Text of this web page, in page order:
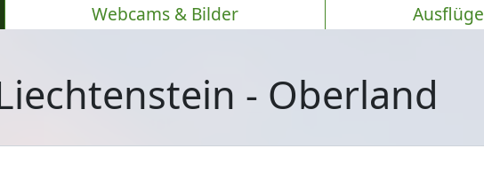
Webcams & Bilder Ausflüge
- Oberland